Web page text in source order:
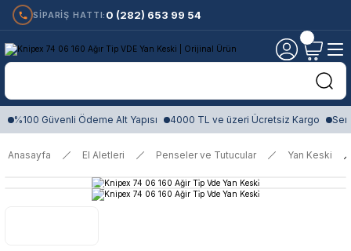
SİPARİŞ HATTI: 0 (282) 653 99 54
%100 Güvenli Ödeme Alt Yapısı 4000 TL ve üzeri Ücretsiz Kargo
Anasayfa El Aletleri Penseler ve Tutucular Yan Keski